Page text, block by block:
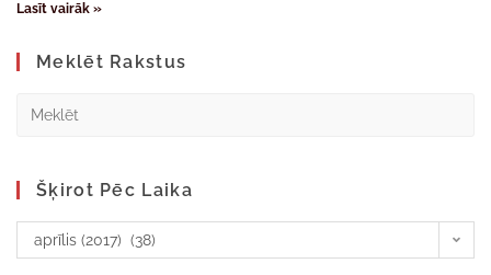
Lasīt vairāk »
Meklēt Rakstus
Šķirot Pēc Laika
aprīlis (2017) (38)